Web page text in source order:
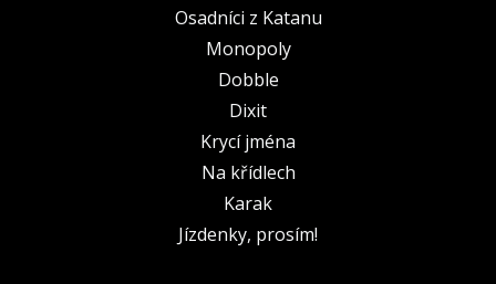
Osadníci z Katanu
Monopoly
Dobble
Dixit
Krycí jména
Na křídlech
Karak
Jízdenky, prosím!